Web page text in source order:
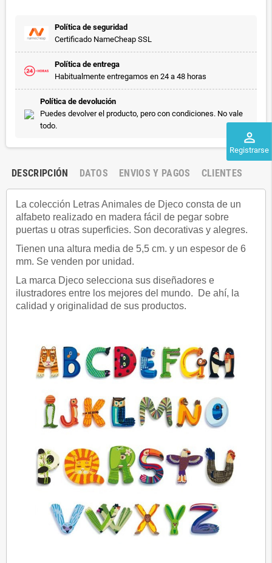
perm_identity
Registrarse
Política de seguridad
Certificado NameCheap SSL
Política de entrega
Habitualmente entregamos en 24 a 48 horas
Política de devolución
Puedes devolver el producto, pero con condiciones. No vale
todo.
DESCRIPCIÓN DATOS ENVIOS Y PAGOS CLIENTES
La colección Letras Animales de Djeco consta de un
alfabeto realizado en madera fácil de pegar sobre
puertas u otras superficies. Son decorativas y alegres.
Tienen una altura media de 5,5 cm. y un espesor de 6
mm. Se venden por unidad.
La marca Djeco selecciona sus diseñadores e
ilustradores entre los mejores del mundo. De ahí, la
calidad y originalidad de sus productos.